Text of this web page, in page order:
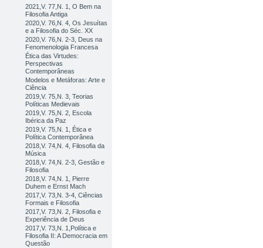
2021,V. 77,N. 1, O Bem na
Filosofia Antiga
2020,V. 76,N. 4, Os Jesuítas
e a Filosofia do Séc. XX
2020,V. 76,N. 2-3, Deus na
Fenomenologia Francesa
Ética das Virtudes:
Perspectivas
Contemporâneas
Modelos e Metáforas: Arte e
Ciência
2019,V. 75,N. 3, Teorias
Políticas Medievais
2019,V. 75,N. 2, Escola
Ibérica da Paz
2019,V. 75,N. 1, Ética e
Política Contemporânea
2018,V. 74,N. 4, Filosofia da
Música
2018,V. 74,N. 2-3, Gestão e
Filosofia
2018,V. 74,N. 1, Pierre
Duhem e Ernst Mach
2017,V. 73,N. 3-4, Ciências
Formais e Filosofia
2017,V. 73,N. 2, Filosofia e
Experiência de Deus
2017,V. 73,N. 1,Política e
Filosofia II: A Democracia em
Questão